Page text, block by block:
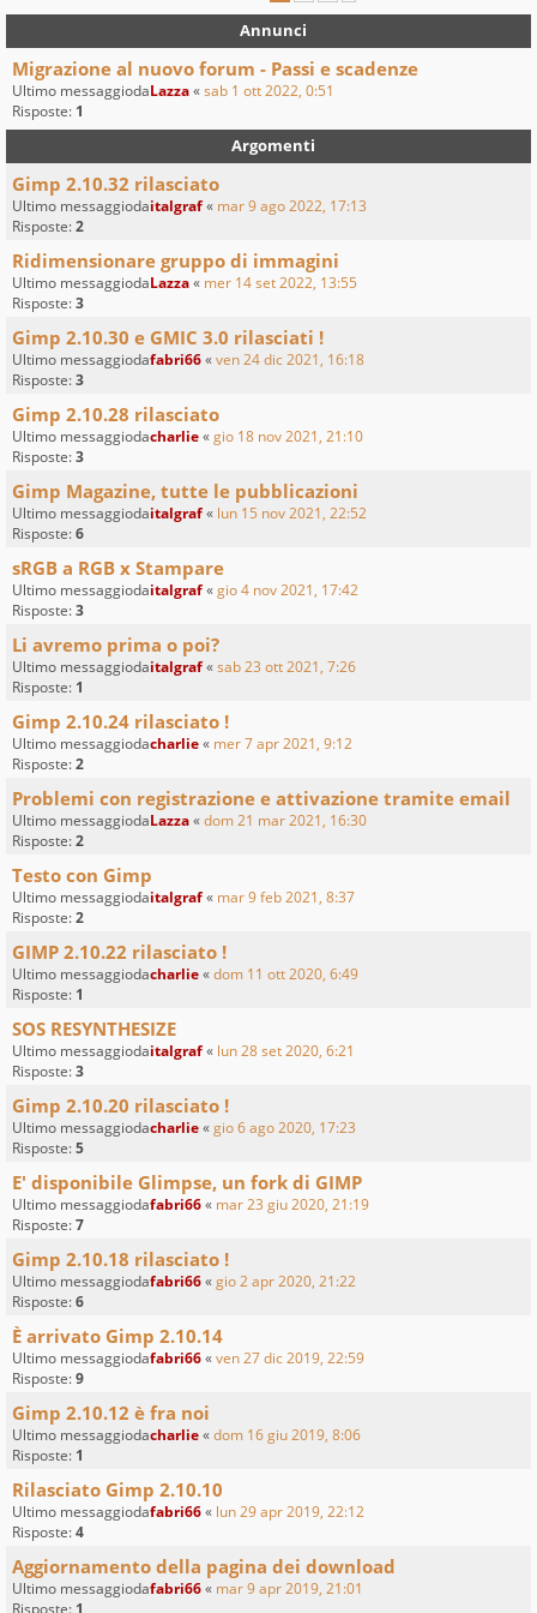
Annunci
Migrazione al nuovo forum - Passi e scadenze
Ultimo messaggiodaLazza«sab 1 ott 2022, 0:51
Risposte: 1
Argomenti
Gimp 2.10.32 rilasciato
Ultimo messaggiodaitalgraf« mar 9 ago 2022, 17:13
Risposte:2
Ridimensionare gruppo di immagini
Ultimo messaggiodaLazza« mer 14 set 2022, 13:55
Risposte:3
Gimp 2.10.30 e GMIC 3.0 rilasciati !
Ultimo messaggiodafabri66«ven 24 dic 2021, 16:18
Risposte:3
Gimp 2.10.28 rilasciato
Ultimo messaggiodacharlie«gio 18 nov 2021, 21:10
Risposte:3
Gimp Magazine, tutte le pubblicazioni
Ultimo messaggiodaitalgraf« lun 15 nov 2021, 22:52
Risposte:6
sRGB a RGB x Stampare
Ultimo messaggiodaitalgraf«gio 4 nov 2021, 17:42
Risposte:3
Li avremo prima o poi?
Ultimo messaggiodaitalgraf«sab 23 ott 2021, 7:26
Risposte: 1
Gimp 2.10.24 rilasciato !
Ultimo messaggiodacharlie« mer 7 apr 2021, 9:12
Risposte:2
Problemi con registrazione e attivazione tramite email
Ultimo messaggiodaLazza«dom 21 mar 2021, 16:30
Risposte:2
Testo con Gimp
Ultimo messaggiodaitalgraf« mar 9 feb 2021, 8:37
Risposte:2
GIMP 2.10.22 rilasciato !
Ultimo messaggiodacharlie«dom 11 ott 2020, 6:49
Risposte: 1
SOS RESYNTHESIZE
Ultimo messaggiodaitalgraf« lun 28 set 2020, 6:21
Risposte:3
Gimp 2.10.20 rilasciato !
Ultimo messaggiodacharlie«gio 6 ago 2020, 17:23
Risposte:5
E' disponibile Glimpse, un fork di GIMP
Ultimo messaggiodafabri66« mar 23 giu 2020, 21:19
Risposte:7
Gimp 2.10.18 rilasciato !
Ultimo messaggiodafabri66«gio 2 apr 2020, 21:22
Risposte:6
È arrivato Gimp 2.10.14
Ultimo messaggiodafabri66«ven 27 dic 2019, 22:59
Risposte:9
Gimp 2.10.12 è fra noi
Ultimo messaggiodacharlie«dom 16 giu 2019, 8:06
Risposte: 1
Rilasciato Gimp 2.10.10
Ultimo messaggiodafabri66« lun 29 apr 2019, 22:12
Risposte:4
Aggiornamento della pagina dei download
Ultimo messaggiodafabri66« mar 9 apr 2019, 21:01
Risposte: 1